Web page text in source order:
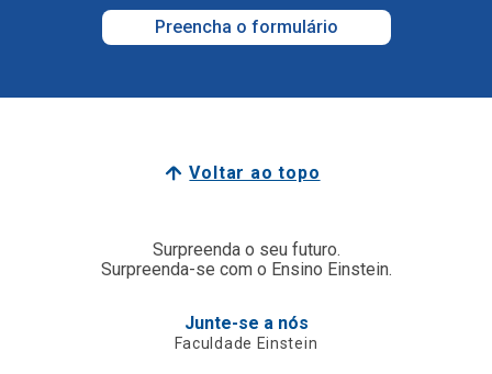
Preencha o formulário
Voltar ao topo
Surpreenda o seu futuro.
Surpreenda-se com o Ensino Einstein.
Junte-se a nós
Faculdade Einstein